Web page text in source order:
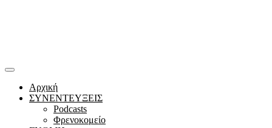
Αρχική
ΣΥΝΕΝΤΕΥΞΕΙΣ
Podcasts
Φρενοκομείο